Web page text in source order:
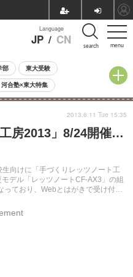
menu
Language
JP / CN search
部 東大受験
河合塾×東大特集
受験 小学校受験
人気記事
房2013」8/24開催…
向けに「手づくりレッツノート工
デル「レッツノートCF-AX3」の組
っており、Webとはがきで受け付け
2013.6.11 Tue 15:35